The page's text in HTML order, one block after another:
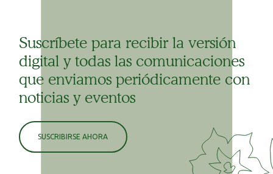
Suscríbete para recibir la versión
digital y todas las comunicaciones
que enviamos periódicamente con
noticias y eventos
SUSCRIBIRSE AHORA